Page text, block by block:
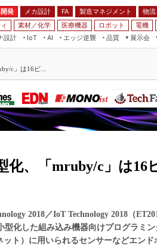
発 メカ設計 FA 製造マネジメント 物流
素材／化学 医療機器 ロボット 電機
設計
IoT
AI
エッジ逆襲 品質
展示会
JIMTOF
展＆IoT/5Gソリューション展
IIFES
国際ロボット展
TECHNO-FRONTIER
EdgeTech+
日本ものづくりワールド
つながるクルマ
VR／AR
フィールドサービス
組み込み画像技術
車載ソフト開発
ISO26262
FA
モビリティ
c」は16ビ...
、「mruby/c」は16
2018／IoT Technology 2018（
化した組み込み機器向けプログラミン
ト）に用いられるセンサーなどエンド